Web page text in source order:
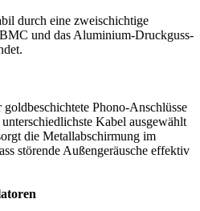
durch eine zweischichtige
und das Aluminium-Druckguss-
Phono-Anschlüsse
Kabel ausgewählt
die Metallabschirmung im
störende Außengeräusche effektiv